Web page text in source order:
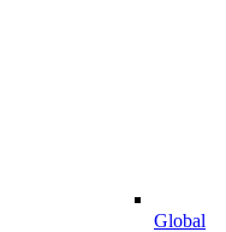
Global